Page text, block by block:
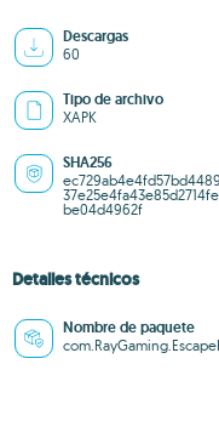
Descargas
60
Tipo de archivo
XAPK
SHA256
be04d4962f
Detalles técnicos
Nombre de paquete